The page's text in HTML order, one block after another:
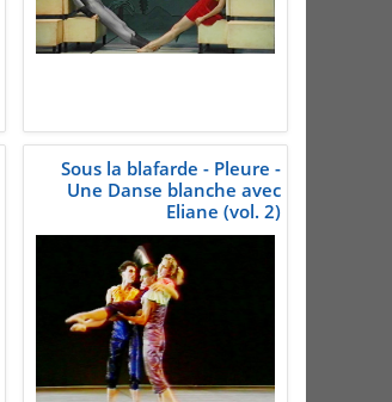
Sous la blafarde - Pleure -
Une Danse blanche avec
Eliane (vol. 2)